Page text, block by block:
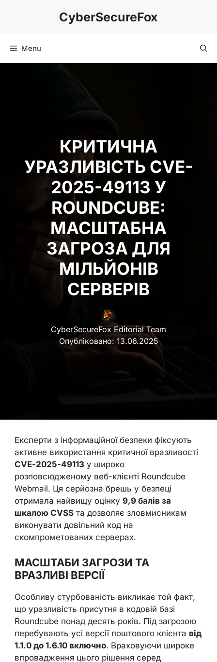
CyberSecureFox
Menu
КРИТИЧНА
УРАЗЛИВІСТЬ CVE-
2025-49113 У
ROUNDCUBE:
МАСШТАБНА
ЗАГРОЗА ДЛЯ
МІЛЬЙОНІВ
СЕРВЕРІВ
CyberSecureFox Editorial Team
Опубліковано: 13.06.2025
Експерти з інформаційної безпеки фіксують
активне використання критичної вразливості
CVE-2025-49113 у широко
розповсюдженому веб-клієнті Roundcube
Webmail. Ця серйозна брешь у безпеці
отримала найвищу оцінку 9,9 балів за
шкалою CVSS та дозволяє зловмисникам
виконувати довільний код на
скомпрометованих серверах.
МАСШТАБИ ЗАГРОЗИ ТА
ВРАЗЛИВІ ВЕРСІЇ
Особливу стурбованість викликає той факт,
що уразливість присутня в кодовій базі
Roundcube понад десять років. Під загрозою
перебувають усі версії поштового клієнта від
1.1.0 до 1.6.10 включно. Враховуючи широке
впровадження цього рішення серед